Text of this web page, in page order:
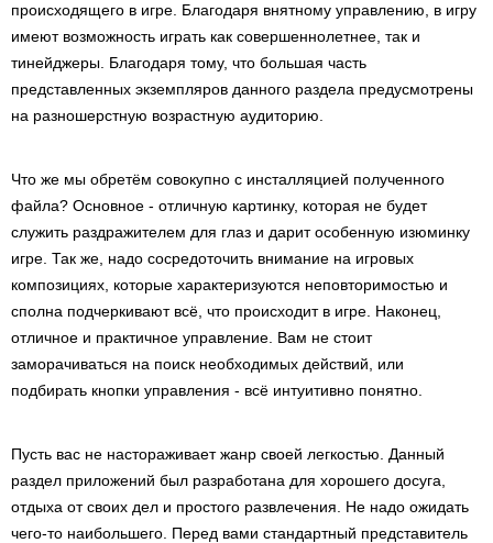
происходящего в игре. Благодаря внятному управлению, в игру
имеют возможность играть как совершеннолетнее, так и
тинейджеры. Благодаря тому, что большая часть
представленных экземпляров данного раздела предусмотрены
на разношерстную возрастную аудиторию.
Что же мы обретём совокупно с инсталляцией полученного
файла? Основное - отличную картинку, которая не будет
служить раздражителем для глаз и дарит особенную изюминку
игре. Так же, надо сосредоточить внимание на игровых
композициях, которые характеризуются неповторимостью и
сполна подчеркивают всё, что происходит в игре. Наконец,
отличное и практичное управление. Вам не стоит
заморачиваться на поиск необходимых действий, или
подбирать кнопки управления - всё интуитивно понятно.
Пусть вас не настораживает жанр своей легкостью. Данный
раздел приложений был разработана для хорошего досуга,
отдыха от своих дел и простого развлечения. Не надо ожидать
чего-то наибольшего. Перед вами стандартный представитель